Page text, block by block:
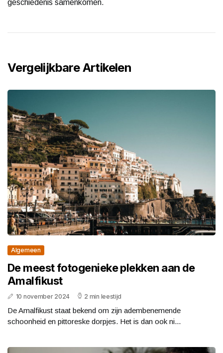
geschiedenis samenkomen.
Vergelijkbare Artikelen
Algemeen
De meest fotogenieke plekken aan de
Amalfikust
10 november 2024 2 min leestijd
De Amalfikust staat bekend om zijn adembenemende
schoonheid en pittoreske dorpjes. Het is dan ook ni...